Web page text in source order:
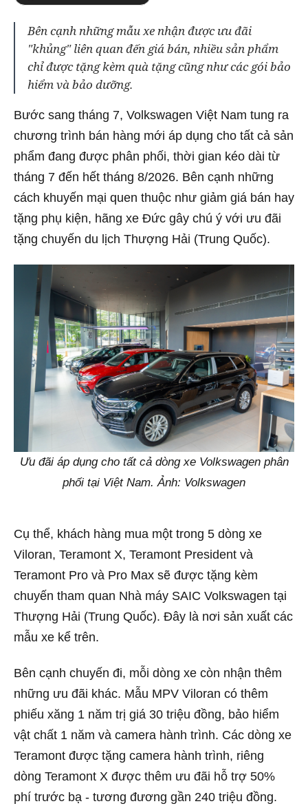
Bên cạnh những mẫu xe nhận được ưu đãi
"khủng" liên quan đến giá bán, nhiều sản phẩm
chỉ được tặng kèm quà tặng cũng như các gói bảo
hiểm và bảo dưỡng.
Bước sang tháng 7, Volkswagen Việt Nam tung ra
chương trình bán hàng mới áp dụng cho tất cả sản
phẩm đang được phân phối, thời gian kéo dài từ
tháng 7 đến hết tháng 8/2026. Bên cạnh những
cách khuyến mại quen thuộc như giảm giá bán hay
tặng phụ kiện, hãng xe Đức gây chú ý với ưu đãi
tặng chuyến du lịch Thượng Hải (Trung Quốc).
Ưu đãi áp dụng cho tất cả dòng xe Volkswagen phân
phối tại Việt Nam. Ảnh: Volkswagen
Cụ thể, khách hàng mua một trong 5 dòng xe
Viloran, Teramont X, Teramont President và
Teramont Pro và Pro Max sẽ được tặng kèm
chuyến tham quan Nhà máy SAIC Volkswagen tại
Thượng Hải (Trung Quốc). Đây là nơi sản xuất các
mẫu xe kể trên.
Bên cạnh chuyến đi, mỗi dòng xe còn nhận thêm
những ưu đãi khác. Mẫu MPV Viloran có thêm
phiếu xăng 1 năm trị giá 30 triệu đồng, bảo hiểm
vật chất 1 năm và camera hành trình. Các dòng xe
Teramont được tặng camera hành trình, riêng
dòng Teramont X được thêm ưu đãi hỗ trợ 50%
phí trước bạ - tương đương gần 240 triệu đồng.